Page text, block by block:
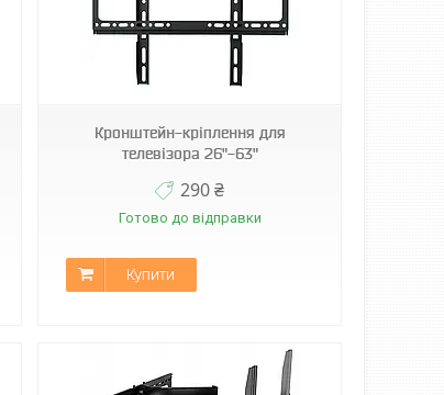
Кронштейн-кріплення для
телевізора 26"-63"
290 ₴
Готово до відправки
Купити